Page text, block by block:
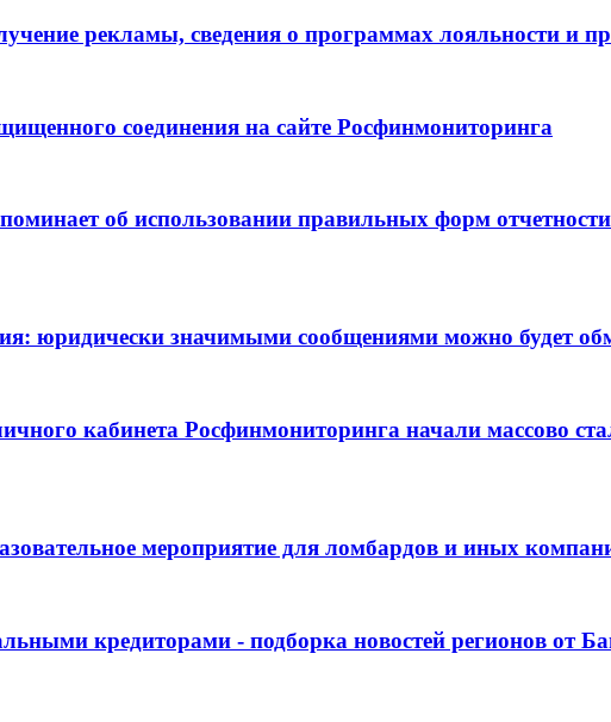
рекламы, сведения о программах лояльности и
соединения на сайте Росфинмониторинга
об использовании правильных форм
юридически значимыми сообщениями можно будет
кабинета Росфинмониторинга начали массово
мероприятие для ломбардов и иных
кредиторами - подборка новостей регионов от